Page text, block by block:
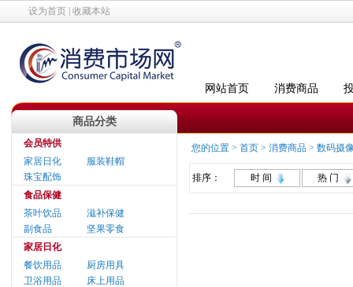
设为首页 收藏本站
网站首页 消费商品
商品分类
会员特供
家居日化
服装鞋帽
珠宝配饰
食品保健
茶叶饮品
滋补保健
副食品
坚果零食
家居日化
餐饮用品
厨房用具
卫浴用品
床上用品
您的位置 > 首页 > 消费商品 > 数码摄
排序： 时 间 热 门